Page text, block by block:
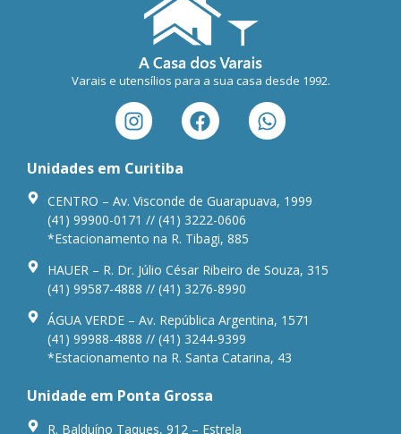
Varais e utensílios para a sua casa desde 1992.
Unidades em Curitiba
CENTRO – Av. Visconde de Guarapuava, 1999
(41) 99900-0171 // (41) 3222-0606
*Estacionamento na R. Tibagi, 885
HAUER – R. Dr. Júlio César Ribeiro de Souza, 315
(41) 99587-4888 // (41) 3276-8990
ÁGUA VERDE – Av. República Argentina, 1571
(41) 99988-4888 // (41) 3244-9399
*Estacionamento na R. Santa Catarina, 43
Unidade em Ponta Grossa
R. Balduíno Taques, 912 – Estrela